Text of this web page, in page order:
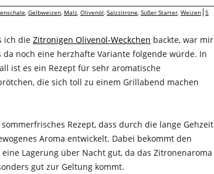
, Gelbweizen, Malz, Olivenöl, Salzzitrone, Süßer Starter, Weizen 5
ich die Zitronigen Olivenöl-Weckchen backte, war mir
da noch eine herzhafte Variante folgende würde. In
ist es ein Rezept für sehr aromatische
die sich toll zu einem Grillabend machen
sommerfrisches Rezept, dass durch die lange Gehzeit
Aroma entwickelt. Dabei bekommt den
eine Lagerung über Nacht gut, da das Zitronenaroma
gut zur Geltung kommt.